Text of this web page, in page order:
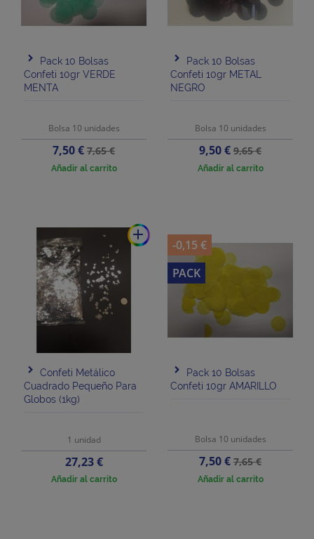
Pack 10 Bolsas
Confeti 10gr VERDE
MENTA
Bolsa 10 unidades
Precio
7,50 €Precio
base
7,65 €
Añadir al carrito
Pack 10 Bolsas
Confeti 10gr METAL
NEGRO
Bolsa 10 unidades
Precio
9,50 €Precio
base
9,65 €
Añadir al carrito
add
Confeti Metálico
Cuadrado Pequeño Para
Globos (1kg)
1 unidad
Precio
27,23 €
Añadir al carrito
Pack 10 Bolsas
Confeti 10gr AMARILLO
Bolsa 10 unidades
Precio
7,50 €Precio
base
7,65 €
Añadir al carrito
-0,15 €
PACK